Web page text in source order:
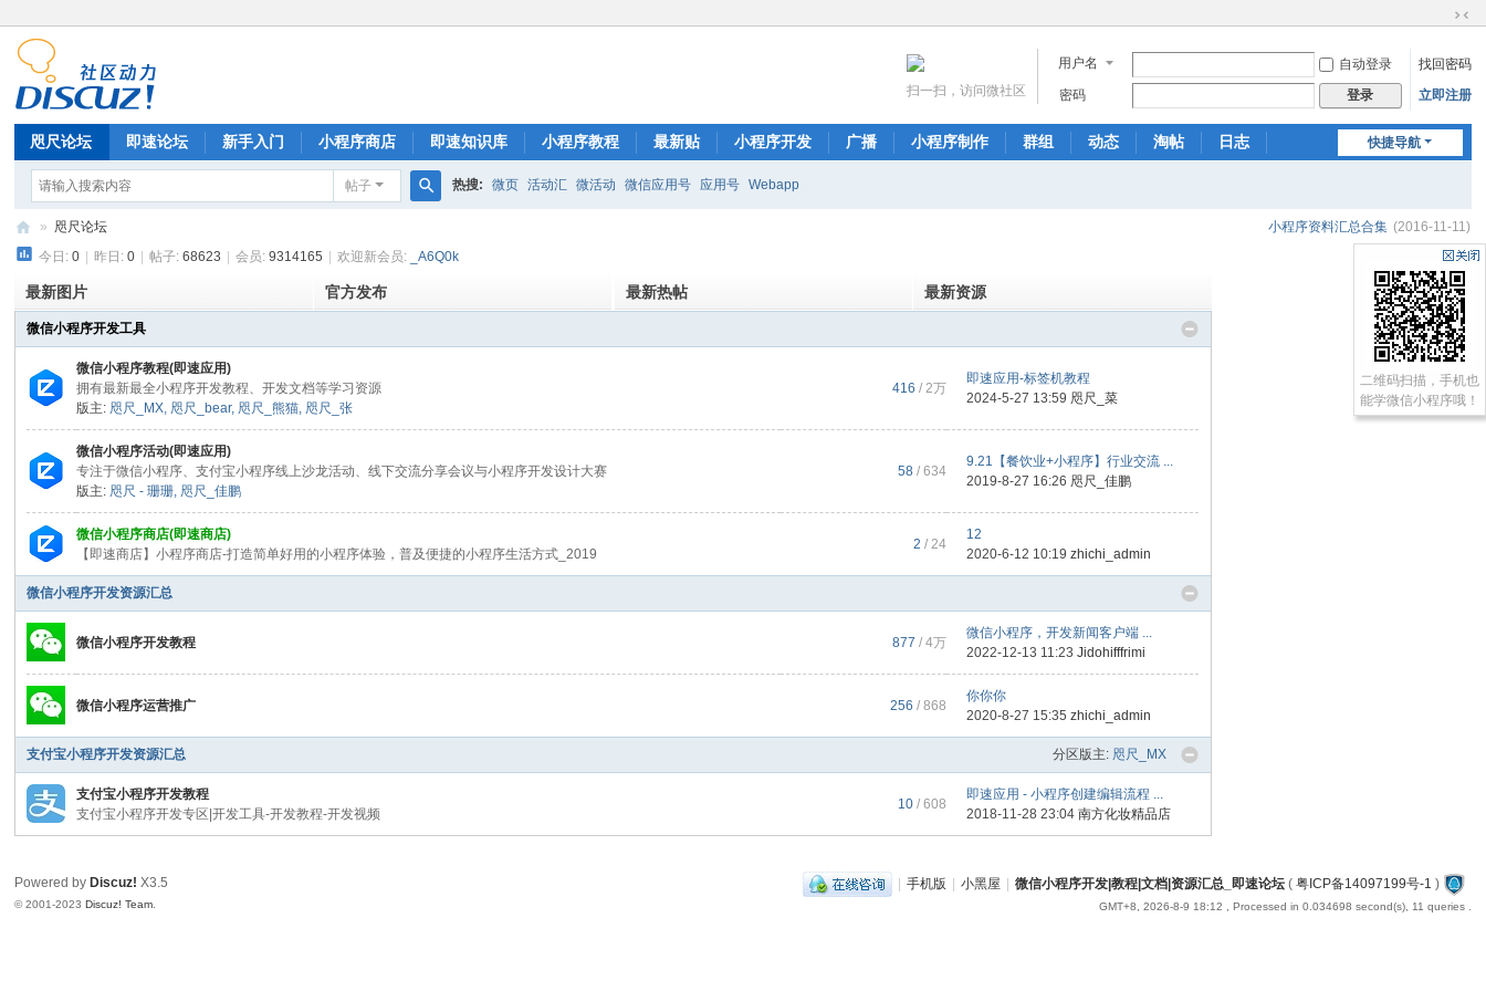
换
到
窄
用户名 自动登录
找回密码
密码
登录 立即注册
扫一扫，访问微社区
快捷导航
咫尺论坛 即速论坛 新手入门 小程序商店 即速知识库 小程序教程 最新贴 小程序开发 广播 小程序制作 群组 动态 淘帖
日志
帖子
索
热搜: 微页 活动汇 微活动 微信应用号 应用号 Webapp
小程序资料汇总合集 (2016-11-11)
微
信
小
教
|
文
档
资
源
汇
总
_
速
» 咫尺论坛
今日:0 昨日:0 帖子:68623 会员:9314165 欢迎新会员: _A6Q0k 最新回复
最新图片 官方发布 最新热帖 最新资源
微信小程序开发工具
微信小程序教程(即速应用)
拥有最新最全小程序开发教程、开发文档等学习资源
版主: 咫尺_MX, 咫尺_bear, 咫尺_熊猫, 咫尺_张
416 /2万
即速应用-标签机教程
2024-5-27 13:59 咫尺_菜
微信小程序活动(即速应用)
专注于微信小程序、支付宝小程序线上沙龙活动、线下交流分享会议与小程序开发设计大赛
版主: 咫尺 - 珊珊, 咫尺_佳鹏
58 / 634
9.21【餐饮业+小程序】行业交流 ...
2019-8-27 16:26 咫尺_佳鹏
微信小程序商店(即速商店)
【即速商店】小程序商店-打造简单好用的小程序体验，普及便捷的小程序生活方式_2019
2 / 24
12
2020-6-12 10:19zhichi_admin
微信小程序开发资源汇总
微信小程序开发教程 877 /4万
微信小程序，开发新闻客户端 ...
2022-12-13 11:23Jidohifffrimi
微信小程序运营推广 256 / 868
你你你
2020-8-27 15:35zhichi_admin
分区版主: 咫尺_MX
支付宝小程序开发资源汇总
支付宝小程序开发教程
支付宝小程序开发专区|开发工具-开发教程-开发视频
10 / 608
即速应用 - 小程序创建编辑流程 ...
2018-11-28 23:04南方化妆精品店
二维码扫描，手机也
能学微信小程序哦！
| 手机版 | 小黑屋 | 微信小程序开发|教程|文档|资源汇总_即速论坛( 粤ICP备14097199号-1 )
GMT+8, 2026-8-9 18:12 , Processed in 0.034698 second(s), 11 queries .
Powered by Discuz! X3.5
© 2001-2023Discuz! Team